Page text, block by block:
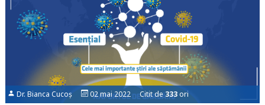
Dr. Bianca Cucoș 02 mai 2022 Citit de333 ori